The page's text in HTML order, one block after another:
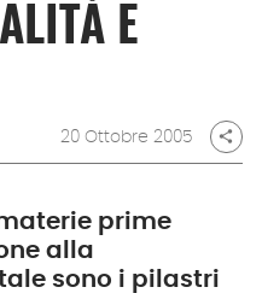
E
20 Ottobre 2005 share
prime
alla
sono i pilastri